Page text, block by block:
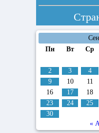
Пн
Вт Ср
2
3 4
9
10 11
16
17 18
23
24 25
30
«